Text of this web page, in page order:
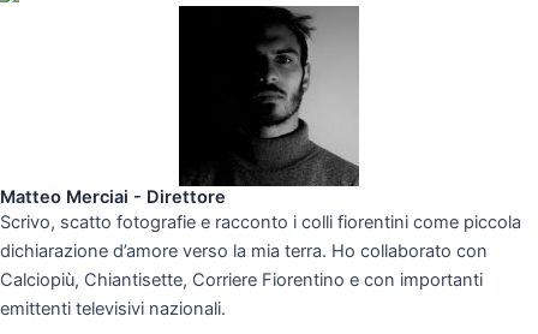
Matteo Merciai - Direttore
Scrivo, scatto fotografie e racconto i colli fiorentini come piccola
dichiarazione d’amore verso la mia terra. Ho collaborato con
Calciopiù, Chiantisette, Corriere Fiorentino e con importanti
emittenti televisivi nazionali.